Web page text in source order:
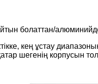
болаттан/
кең ұстау
шегенің корпусын